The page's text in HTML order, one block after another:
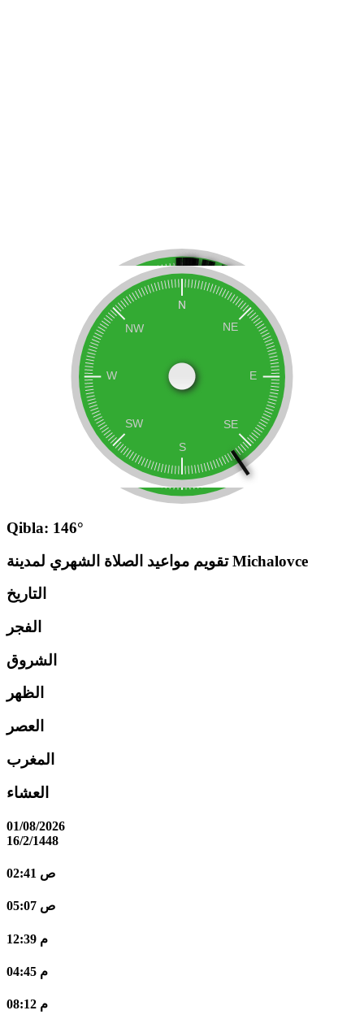
Qibla: 146°
تقويم مواعيد الصلاة الشهري لمدينة Michalovce
التاريخ
الفجر
الشروق
الظهر
العصر
المغرب
العشاء
01/08/2026
16/2/1448
02:41 ص
05:07 ص
12:39 م
04:45 م
08:12 م